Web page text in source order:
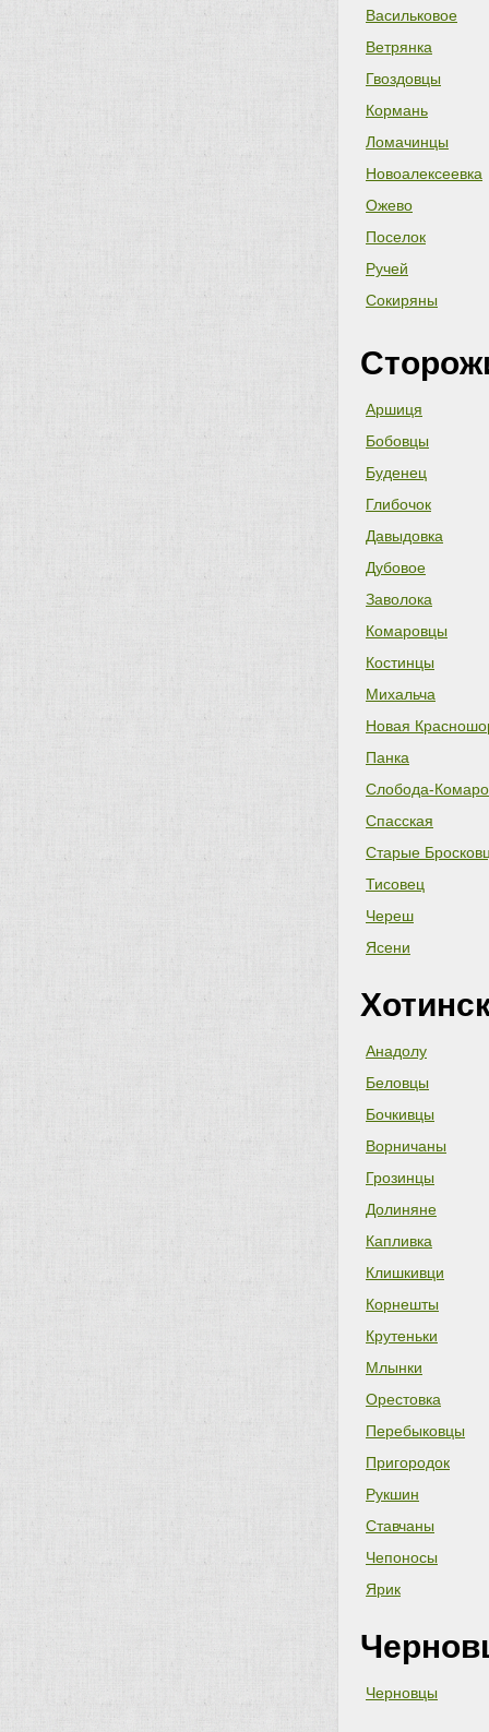
Васильковое
Ветрянка
Гвоздовцы
Кормань
Ломачинцы
Новоалексеевка
Ожево
Поселок
Ручей
Сокиряны
Аршиця
Бобовцы
Буденец
Глибочок
Давыдовка
Дубовое
Заволока
Комаровцы
Костинцы
Михальча
Новая
Панка
Слобода-
Спасская
Старые
Тисовец
Череш
Ясени
Анадолу
Беловцы
Бочкивцы
Ворничаны
Грозинцы
Долиняне
Капливка
Клишкивци
Корнешты
Крутеньки
Млынки
Орестовка
Перебыковцы
Пригородок
Рукшин
Ставчаны
Чепоносы
Ярик
Черновцы